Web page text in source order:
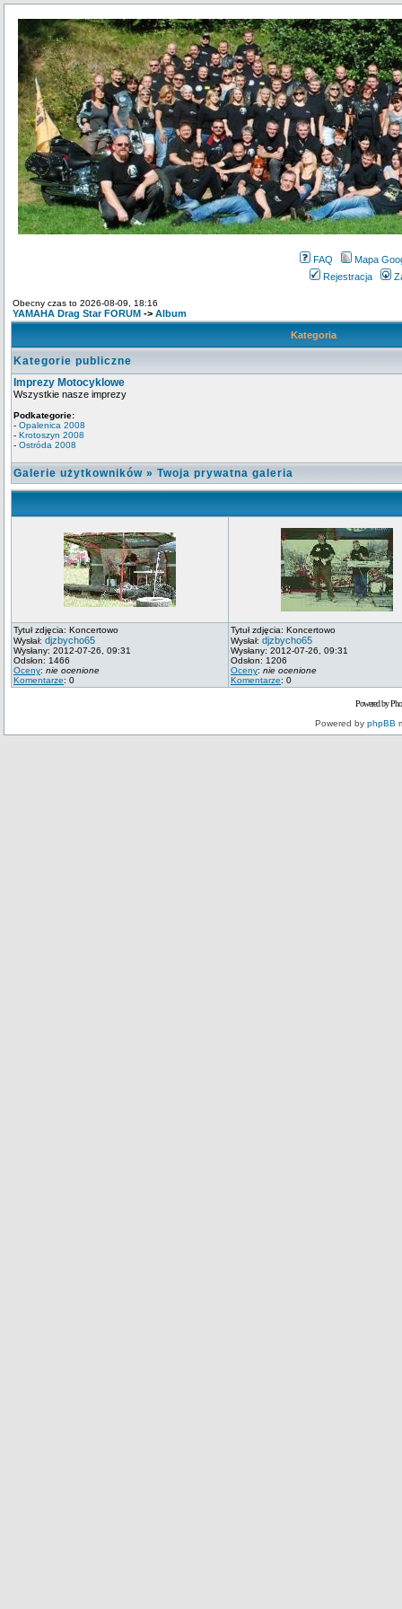
FAQ
Mapa
Rejestracja
Obecny czas to 2026-08-09, 18:16
YAMAHA Drag Star FORUM -> Album
Kategoria
Kategorie publiczne
Imprezy Motocyklowe
Wszystkie nasze imprezy
Podkategorie:
- Opalenica 2008
- Krotoszyn 2008
- Ostróda 2008
Galerie użytkowników » Twoja prywatna galeria
Tytuł zdjęcia: Koncertowo
Wysłał: djzbycho65
Wysłany: 2012-07-26, 09:31
Odsłon: 1466
Oceny: nie ocenione
Komentarze: 0
Tytuł zdjęcia: Koncertowo
Wysłał: djzbycho65
Wysłany: 2012-07-26, 09:31
Odsłon: 1206
Oceny: nie ocenione
Komentarze: 0
Powered by
Powered by phpBB